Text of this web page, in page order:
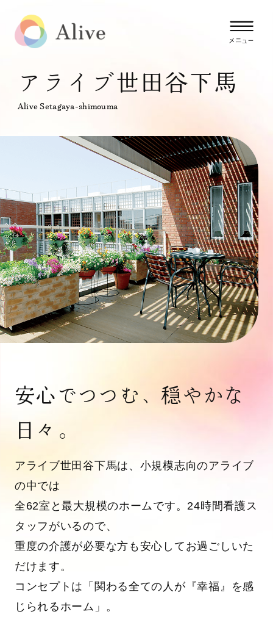
アライブ世田谷下馬
Alive Setagaya-shimouma
安心でつつむ、穏やかな
日々。
アライブ世田谷下馬は、小規模志向のアライブ
の中では
全62室と最大規模のホームです。24時間看護ス
タッフがいるので、
重度の介護が必要な方も安心してお過ごしいた
だけます。
コンセプトは「関わる全ての人が『幸福』を感
じられるホーム」。